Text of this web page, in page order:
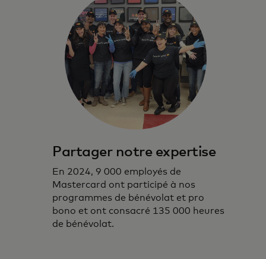
Partager notre expertise
En 2024, 9 000 employés de
Mastercard ont participé à nos
programmes de bénévolat et pro
bono et ont consacré 135 000 heures
de bénévolat.